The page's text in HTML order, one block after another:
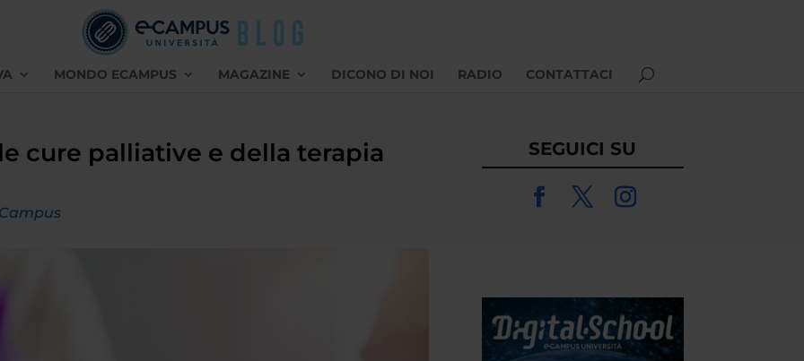
MONDO ECAMPUS MAGAZINE DICONO DI NOI RADIO CONTATTACI
cure palliative e della terapia
SEGUICI SU